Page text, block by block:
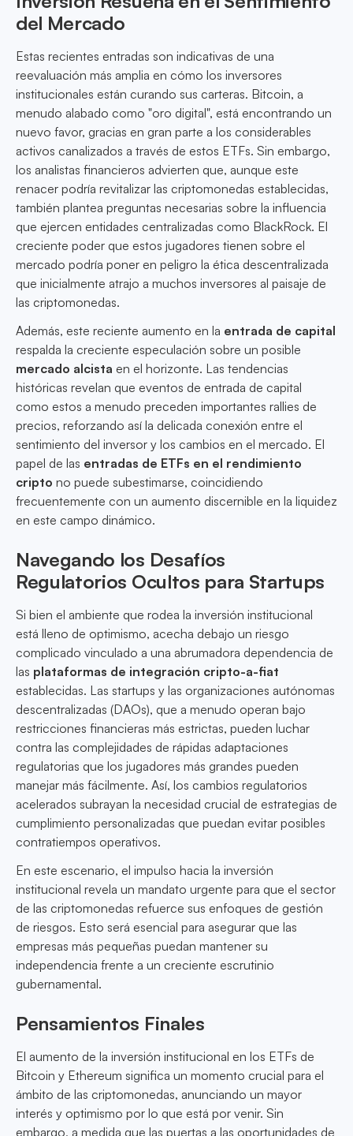
del Mercado
Estas recientes entradas son indicativas de una
reevaluación más amplia en cómo los inversores
institucionales están curando sus carteras. Bitcoin, a
menudo alabado como "oro digital", está encontrando un
nuevo favor, gracias en gran parte a los considerables
activos canalizados a través de estos ETFs. Sin embargo,
los analistas financieros advierten que, aunque este
renacer podría revitalizar las criptomonedas establecidas,
también plantea preguntas necesarias sobre la influencia
que ejercen entidades centralizadas como BlackRock. El
creciente poder que estos jugadores tienen sobre el
mercado podría poner en peligro la ética descentralizada
que inicialmente atrajo a muchos inversores al paisaje de
las criptomonedas.
Además, este reciente aumento en la entrada de capital
respalda la creciente especulación sobre un posible
mercado alcista en el horizonte. Las tendencias
históricas revelan que eventos de entrada de capital
como estos a menudo preceden importantes rallies de
precios, reforzando así la delicada conexión entre el
sentimiento del inversor y los cambios en el mercado. El
papel de las entradas de ETFs en el rendimiento
cripto no puede subestimarse, coincidiendo
frecuentemente con un aumento discernible en la liquidez
en este campo dinámico.
Navegando los Desafíos
Regulatorios Ocultos para Startups
Si bien el ambiente que rodea la inversión institucional
está lleno de optimismo, acecha debajo un riesgo
complicado vinculado a una abrumadora dependencia de
las plataformas de integración cripto-a-fiat
establecidas. Las startups y las organizaciones autónomas
descentralizadas (DAOs), que a menudo operan bajo
restricciones financieras más estrictas, pueden luchar
contra las complejidades de rápidas adaptaciones
regulatorias que los jugadores más grandes pueden
manejar más fácilmente. Así, los cambios regulatorios
acelerados subrayan la necesidad crucial de estrategias de
cumplimiento personalizadas que puedan evitar posibles
contratiempos operativos.
En este escenario, el impulso hacia la inversión
institucional revela un mandato urgente para que el sector
de las criptomonedas refuerce sus enfoques de gestión
de riesgos. Esto será esencial para asegurar que las
empresas más pequeñas puedan mantener su
independencia frente a un creciente escrutinio
gubernamental.
Pensamientos Finales
El aumento de la inversión institucional en los ETFs de
Bitcoin y Ethereum significa un momento crucial para el
ámbito de las criptomonedas, anunciando un mayor
interés y optimismo por lo que está por venir. Sin
embargo, a medida que las puertas a las oportunidades de